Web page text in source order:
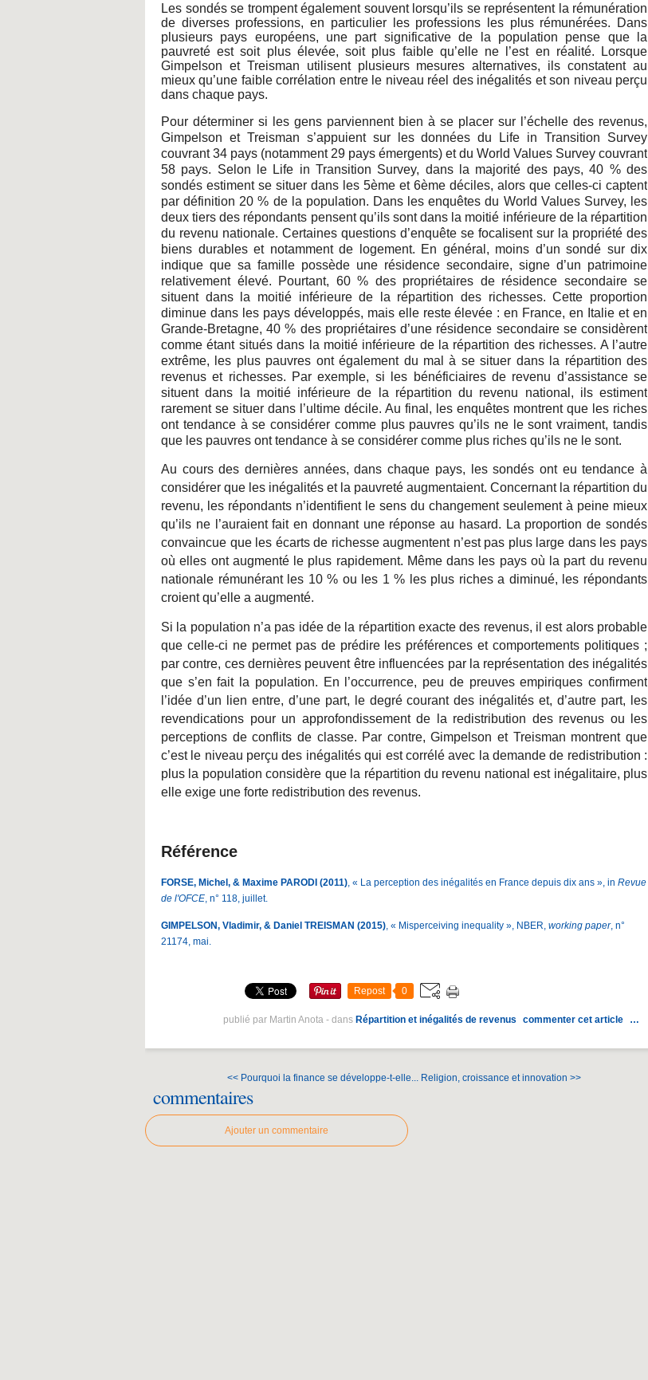
Les sondés se trompent également souvent lorsqu’ils se représentent la rémunération
de diverses professions, en particulier les professions les plus rémunérées. Dans
plusieurs pays européens, une part significative de la population pense que la
pauvreté est soit plus élevée, soit plus faible qu’elle ne l’est en réalité. Lorsque
Gimpelson et Treisman utilisent plusieurs mesures alternatives, ils constatent au
mieux qu’une faible corrélation entre le niveau réel des inégalités et son niveau perçu
dans chaque pays.
Pour déterminer si les gens parviennent bien à se placer sur l’échelle des revenus,
Gimpelson et Treisman s’appuient sur les données du Life in Transition Survey
couvrant 34 pays (notamment 29 pays émergents) et du World Values Survey couvrant
58 pays. Selon le Life in Transition Survey, dans la majorité des pays, 40 % des
sondés estiment se situer dans les 5ème et 6ème déciles, alors que celles-ci captent
par définition 20 % de la population. Dans les enquêtes du World Values Survey, les
deux tiers des répondants pensent qu’ils sont dans la moitié inférieure de la répartition
du revenu nationale. Certaines questions d’enquête se focalisent sur la propriété des
biens durables et notamment de logement. En général, moins d’un sondé sur dix
indique que sa famille possède une résidence secondaire, signe d’un patrimoine
relativement élevé. Pourtant, 60 % des propriétaires de résidence secondaire se
situent dans la moitié inférieure de la répartition des richesses. Cette proportion
diminue dans les pays développés, mais elle reste élevée : en France, en Italie et en
Grande-Bretagne, 40 % des propriétaires d’une résidence secondaire se considèrent
comme étant situés dans la moitié inférieure de la répartition des richesses. A l’autre
extrême, les plus pauvres ont également du mal à se situer dans la répartition des
revenus et richesses. Par exemple, si les bénéficiaires de revenu d’assistance se
situent dans la moitié inférieure de la répartition du revenu national, ils estiment
rarement se situer dans l’ultime décile. Au final, les enquêtes montrent que les riches
ont tendance à se considérer comme plus pauvres qu’ils ne le sont vraiment, tandis
que les pauvres ont tendance à se considérer comme plus riches qu’ils ne le sont.
Au cours des dernières années, dans chaque pays, les sondés ont eu tendance à
considérer que les inégalités et la pauvreté augmentaient. Concernant la répartition du
revenu, les répondants n’identifient le sens du changement seulement à peine mieux
qu’ils ne l’auraient fait en donnant une réponse au hasard. La proportion de sondés
convaincue que les écarts de richesse augmentent n’est pas plus large dans les pays
où elles ont augmenté le plus rapidement. Même dans les pays où la part du revenu
nationale rémunérant les 10 % ou les 1 % les plus riches a diminué, les répondants
croient qu’elle a augmenté.
Si la population n’a pas idée de la répartition exacte des revenus, il est alors probable
que celle-ci ne permet pas de prédire les préférences et comportements politiques ;
par contre, ces dernières peuvent être influencées par la représentation des inégalités
que s’en fait la population. En l’occurrence, peu de preuves empiriques confirment
l’idée d’un lien entre, d’une part, le degré courant des inégalités et, d’autre part, les
revendications pour un approfondissement de la redistribution des revenus ou les
perceptions de conflits de classe. Par contre, Gimpelson et Treisman montrent que
c’est le niveau perçu des inégalités qui est corrélé avec la demande de redistribution :
plus la population considère que la répartition du revenu national est inégalitaire, plus
elle exige une forte redistribution des revenus.
Référence
FORSE, Michel, & Maxime PARODI (2011), « La perception des inégalités en France depuis dix ans », in Revue
de l'OFCE, n° 118, juillet.
GIMPELSON, Vladimir, & Daniel TREISMAN (2015), « Misperceiving inequality », NBER, working paper, n°
21174, mai.
Repost 0
publié par Martin Anota - dans Répartition et inégalités de revenus commenter cet article …
<< Pourquoi la finance se développe-t-elle... Religion, croissance et innovation >>
commentaires
Ajouter un commentaire